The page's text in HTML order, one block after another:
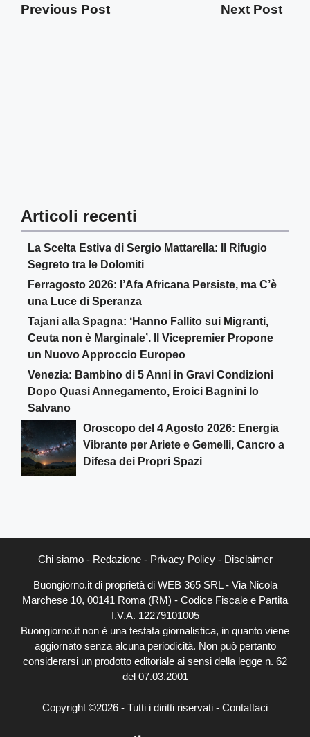
Previous Post Next Post
Articoli recenti
La Scelta Estiva di Sergio Mattarella: Il Rifugio
Segreto tra le Dolomiti
Ferragosto 2026: l’Afa Africana Persiste, ma C’è
una Luce di Speranza
Tajani alla Spagna: ‘Hanno Fallito sui Migranti,
Ceuta non è Marginale’. Il Vicepremier Propone
un Nuovo Approccio Europeo
Venezia: Bambino di 5 Anni in Gravi Condizioni
Dopo Quasi Annegamento, Eroici Bagnini lo
Salvano
Oroscopo del 4 Agosto 2026: Energia
Vibrante per Ariete e Gemelli, Cancro a
Difesa dei Propri Spazi
Chi siamo- Redazione- Privacy Policy- Disclaimer
Buongiorno.it di proprietà di WEB 365 SRL - Via Nicola
Marchese 10, 00141 Roma (RM) - Codice Fiscale e Partita
I.V.A. 12279101005
Buongiorno.it non è una testata giornalistica, in quanto viene
aggiornato senza alcuna periodicità. Non può pertanto
considerarsi un prodotto editoriale ai sensi della legge n. 62
del 07.03.2001
Copyright ©2026 - Tutti i diritti riservati - Contattaci